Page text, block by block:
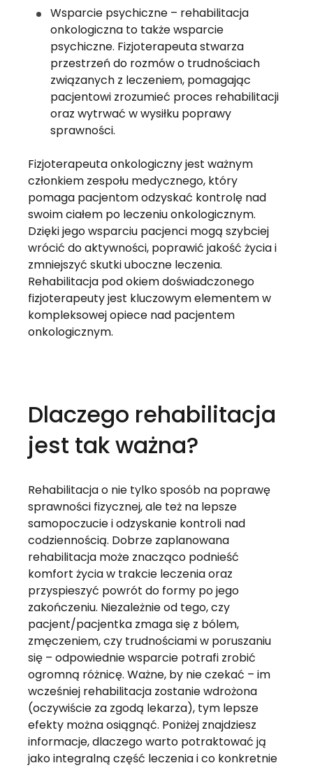
Wsparcie psychiczne – rehabilitacja
onkologiczna to także wsparcie
psychiczne. Fizjoterapeuta stwarza
przestrzeń do rozmów o trudnościach
związanych z leczeniem, pomagając
pacjentowi zrozumieć proces rehabilitacji
oraz wytrwać w wysiłku poprawy
sprawności.
Fizjoterapeuta onkologiczny jest ważnym
członkiem zespołu medycznego, który
pomaga pacjentom odzyskać kontrolę nad
swoim ciałem po leczeniu onkologicznym.
Dzięki jego wsparciu pacjenci mogą szybciej
wrócić do aktywności, poprawić jakość życia i
zmniejszyć skutki uboczne leczenia.
Rehabilitacja pod okiem doświadczonego
fizjoterapeuty jest kluczowym elementem w
kompleksowej opiece nad pacjentem
onkologicznym.
Dlaczego rehabilitacja
jest tak ważna?
Rehabilitacja o nie tylko sposób na poprawę
sprawności fizycznej, ale też na lepsze
samopoczucie i odzyskanie kontroli nad
codziennością. Dobrze zaplanowana
rehabilitacja może znacząco podnieść
komfort życia w trakcie leczenia oraz
przyspieszyć powrót do formy po jego
zakończeniu. Niezależnie od tego, czy
pacjent/pacjentka zmaga się z bólem,
zmęczeniem, czy trudnościami w poruszaniu
się – odpowiednie wsparcie potrafi zrobić
ogromną różnicę. Ważne, by nie czekać – im
wcześniej rehabilitacja zostanie wdrożona
(oczywiście za zgodą lekarza), tym lepsze
efekty można osiągnąć. Poniżej znajdziesz
informacje, dlaczego warto potraktować ją
jako integralną część leczenia i co konkretnie